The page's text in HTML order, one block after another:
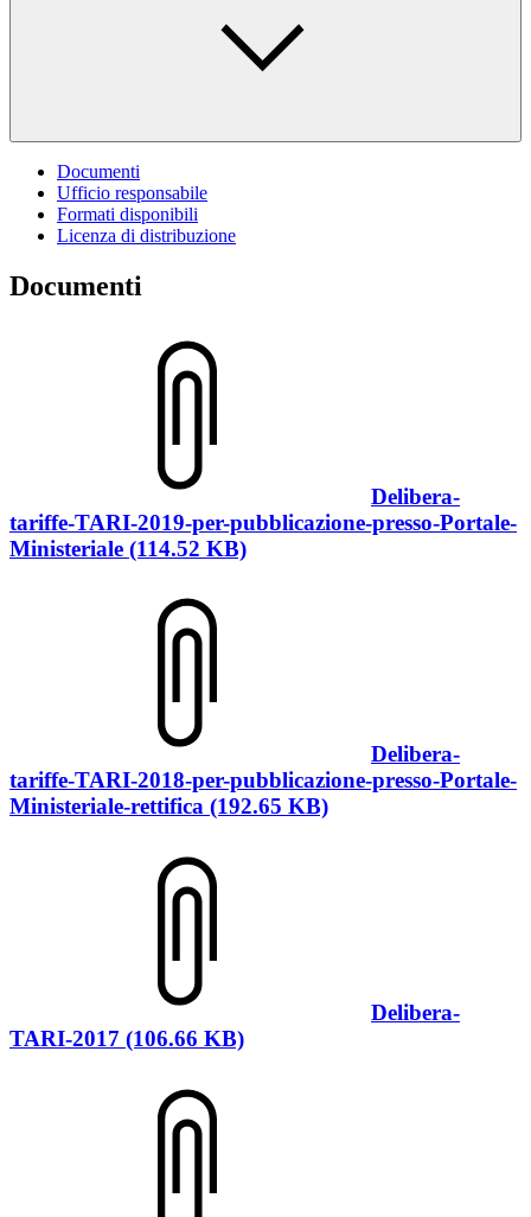
Documenti
Ufficio responsabile
Formati disponibili
Licenza di distribuzione
Documenti
Delibera-
tariffe-TARI-2019-per-pubblicazione-presso-Portale-
Ministeriale (114.52 KB)
Delibera-
tariffe-TARI-2018-per-pubblicazione-presso-Portale-
Ministeriale-rettifica (192.65 KB)
Delibera-
TARI-2017 (106.66 KB)